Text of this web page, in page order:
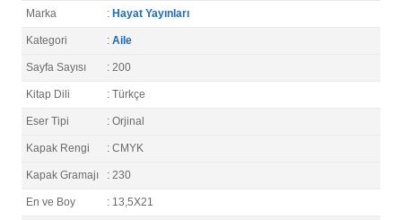
Marka : Hayat Yayınları
Kategori : Aile
Sayfa Sayısı : 200
Kitap Dili : Türkçe
Eser Tipi : Orjinal
Kapak Rengi : CMYK
Kapak Gramajı : 230
En ve Boy : 13,5X21